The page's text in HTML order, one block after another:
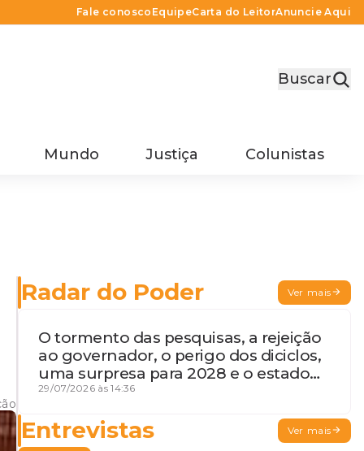
Fale conosco EquipeCarta do LeitorAnuncie Aqui
Buscar
Mundo Justiça Colunistas
Radar do Poder Ver mais
O tormento das pesquisas, a rejeição
ao governador, o perigo dos diciclos,
uma surpresa para 2028 e o estado
de terceira guerra mundial
29/07/2026 às 14:36
Entrevistas Ver mais